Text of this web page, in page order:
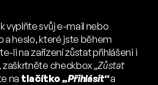
vyplňte svůj e-mail nebo
a heslo, které jste během
li na zařízení zůstat přihlášeni i
zaškrtněte checkbox„Zůstat
na tlačítko „Přihlásit“a